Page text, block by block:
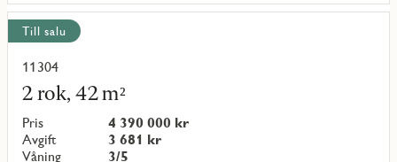
Till salu
11304
2 rok, 42 m²
Pris
4 390 000 kr
Avgift
3 681 kr
Våning
3/5
Läs
mer
om
objekt
{objectNumber}